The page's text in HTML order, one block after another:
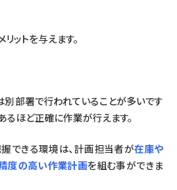
ットを与えます。
別部署で行われていることが多いです
るほど正確に作業が行えます。
できる環境は、計画担当者が在庫や
度の高い作業計画を組む事ができま